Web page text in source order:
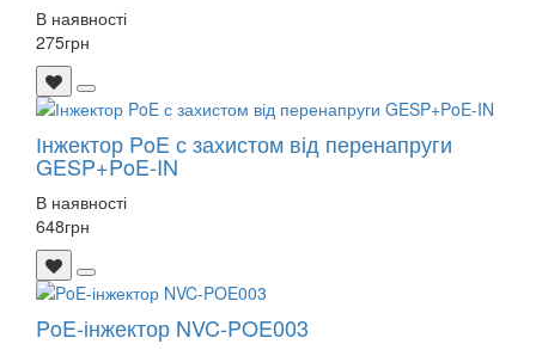
В наявності
275грн
Інжектор PoE с захистом від перенапруги
GESP+PoE-IN
В наявності
648грн
PoE-інжектор NVC-POE003